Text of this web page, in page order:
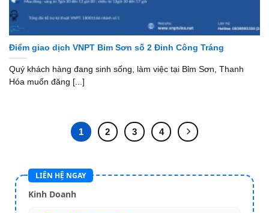
Điểm giao dịch VNPT Bỉm Sơn số 2 Đinh Công Tráng
Quý khách hàng đang sinh sống, làm việc tại Bỉm Sơn, Thanh
Hóa muốn đăng [...]
1 2 3 4
LIÊN HỆ NGAY
Kinh Doanh